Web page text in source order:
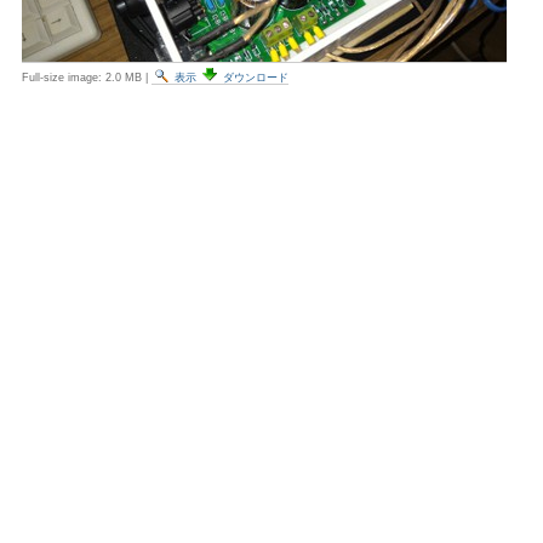
Full-size image: 2.0 MB 表示 ダウンロード